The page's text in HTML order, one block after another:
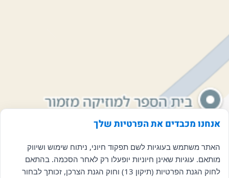
אנחנו מכבדים את הפרטיות שלך
האתר משתמש בעוגיות לשם תפקוד חיוני, ניתוח שימוש ושיווק
מותאם. עוגיות שאינן חיוניות יופעלו רק לאחר הסכמה. בהתאם
לחוק הגנת הפרטיות (תיקון 13) וחוק הגנת הצרכן, זכותך לבחור